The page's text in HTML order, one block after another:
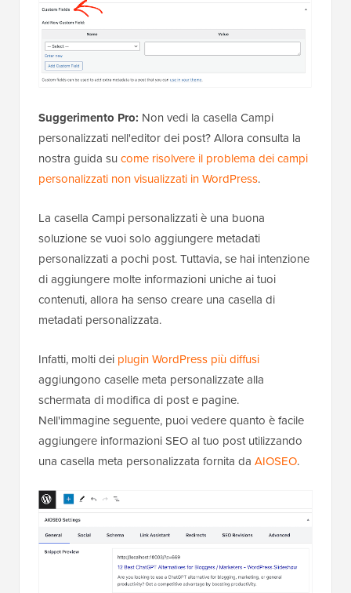
Suggerimento Pro: Non vedi la casella Campi
personalizzati nell'editor dei post? Allora consulta la
nostra guida su come risolvere il problema dei campi
personalizzati non visualizzati in WordPress.
La casella Campi personalizzati è una buona
soluzione se vuoi solo aggiungere metadati
personalizzati a pochi post. Tuttavia, se hai intenzione
di aggiungere molte informazioni uniche ai tuoi
contenuti, allora ha senso creare una casella di
metadati personalizzata.
Infatti, molti dei plugin WordPress più diffusi
aggiungono caselle meta personalizzate alla
schermata di modifica di post e pagine.
Nell'immagine seguente, puoi vedere quanto è facile
aggiungere informazioni SEO al tuo post utilizzando
una casella meta personalizzata fornita da AIOSEO.